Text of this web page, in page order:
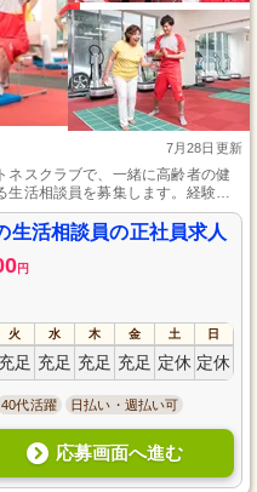
7月28日更新
ネスクラブで、一緒に高齢者の健
生活相談員を募集します。経験不
心して始められます。ご利用者さ
るい雰囲気づくりに貢献してくだ
生活相談員の正社員求人
円
火 水 木 金 土 日
充足 充足 充足 充足 定休 定休
40代活躍 日払い・週払い可
応募画面へ進む